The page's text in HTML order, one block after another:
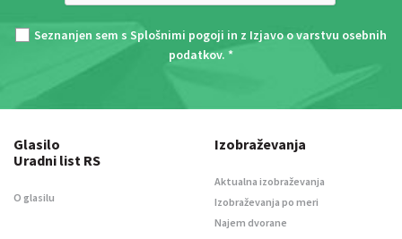
Seznanjen sem s Splošnimi pogoji in z Izjavo o varstvu osebnih
podatkov. *
Glasilo
Uradni list RS
O glasilu
Izobraževanja
Aktualna izobraževanja
Izobraževanja po meri
Najem dvorane